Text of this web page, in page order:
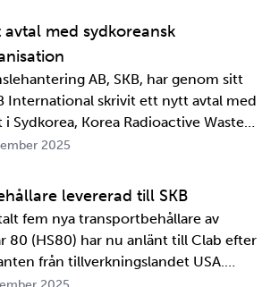
avtal med sydkoreansk
AB, SKB, har genom sitt
International skrivit ett nytt avtal med
Sydkorea, Korea Radioactive Waste
som är ett så kallat
de två organisationerna. …
2025
levererad till SKB
fem nya transportbehållare av
80 (HS80) har nu anlänt till Clab efter
från tillverkningslandet USA.
kan bli en del av SKB:s